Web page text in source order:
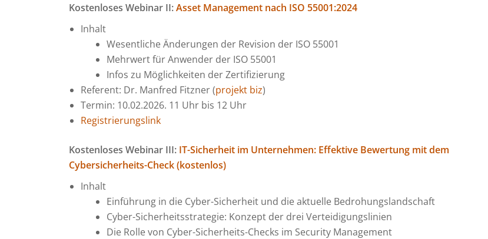
Kostenloses Webinar II:Asset Management nach ISO 55001:2024
Inhalt
Wesentliche Änderungen der Revision der ISO 55001
Mehrwert für Anwender der ISO 55001
Infos zu Möglichkeiten der Zertifizierung
Referent: Dr. Manfred Fitzner (projekt biz)
Termin: 10.02.2026. 11 Uhr bis 12 Uhr
Registrierungslink
Kostenloses Webinar III: IT-Sicherheit im Unternehmen: Effektive Bewertung mit dem
Cybersicherheits-Check (kostenlos)
Inhalt
Einführung in die Cyber-Sicherheit und die aktuelle Bedrohungslandschaft
Cyber-Sicherheitsstrategie: Konzept der drei Verteidigungslinien
Die Rolle von Cyber-Sicherheits-Checks im Security Management